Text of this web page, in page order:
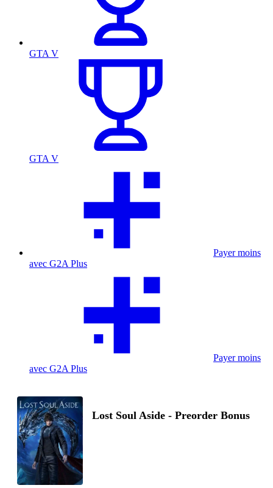
GTA V
GTA V
Payer moins
avec G2A Plus
Payer moins
avec G2A Plus
Lost Soul Aside - Preorder Bonus